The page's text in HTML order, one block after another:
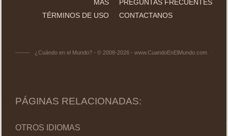
MÁS
PREGUNTAS FRECUENTES
TÉRMINOS DE USO
CONTACTANOS
¿Cuándo en el Mundo? - © 2008-2026 - www.CuandoEnElMundo.com
PÁGINAS RELACIONADAS:
OTROS IDIOMAS